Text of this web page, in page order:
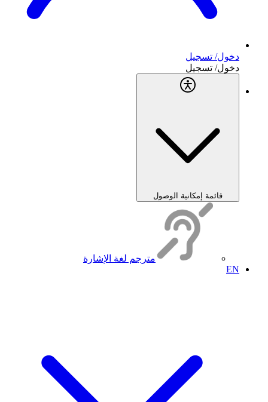
دخول/ تسجيل
دخول/ تسجيل
قائمة إمكانية الوصول
مترجم لغة الإشارة
EN